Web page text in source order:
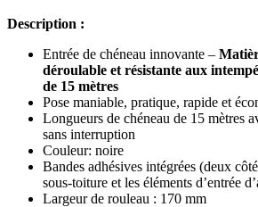
Description :
Entrée de chéneau innovante –
déroulable et résistante aux
de 15 mètres
Pose maniable, pratique, rapide et
Longueurs de chéneau de 15 mètres
sans interruption
Couleur: noire
Bandes adhésives intégrées (deux
sous-toiture et les éléments d’entrée
Largeur de rouleau : 170 mm